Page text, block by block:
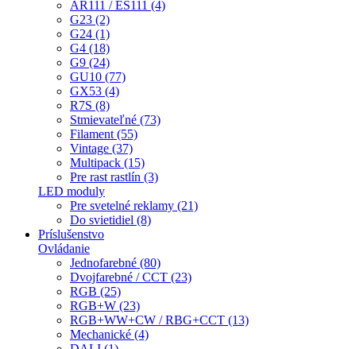
AR111 / ES111 (4)
G23 (2)
G24 (1)
G4 (18)
G9 (24)
GU10 (77)
GX53 (4)
R7S (8)
Stmievateľné (73)
Filament (55)
Vintage (37)
Multipack (15)
Pre rast rastlín (3)
LED moduly
Pre svetelné reklamy (21)
Do svietidiel (8)
Príslušenstvo
Ovládanie
Jednofarebné (80)
Dvojfarebné / CCT (23)
RGB (25)
RGB+W (23)
RGB+WW+CW / RBG+CCT (13)
Mechanické (4)